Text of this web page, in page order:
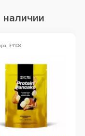
34108